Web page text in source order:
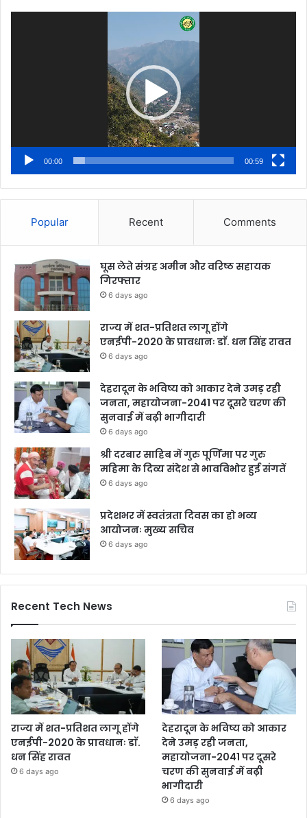
00:00 00:59
Popular Recent Comments
घूस लेते संग्रह अमीन और वरिष्ठ सहायक
गिरफ्तार
6 days ago
राज्य में शत-प्रतिशत लागू होंगे
एनईपी-2020 के प्रावधानः डाॅ. धन सिंह रावत
6 days ago
देहरादून के भविष्य को आकार देने उमड़ रही
जनता, महायोजना-2041 पर दूसरे चरण की
सुनवाई में बढ़ी भागीदारी
6 days ago
श्री दरबार साहिब में गुरु पूर्णिमा पर गुरु
महिमा के दिव्य संदेश से भावविभोर हुई संगतें
6 days ago
प्रदेशभर में स्वतंत्रता दिवस का हो भव्य
आयोजनः मुख्य सचिव
6 days ago
Recent Tech News
राज्य में शत-प्रतिशत लागू होंगे
एनईपी-2020 के प्रावधानः डाॅ.
धन सिंह रावत
6 days ago
देहरादून के भविष्य को आकार
देने उमड़ रही जनता,
महायोजना-2041 पर दूसरे
चरण की सुनवाई में बढ़ी
भागीदारी
6 days ago